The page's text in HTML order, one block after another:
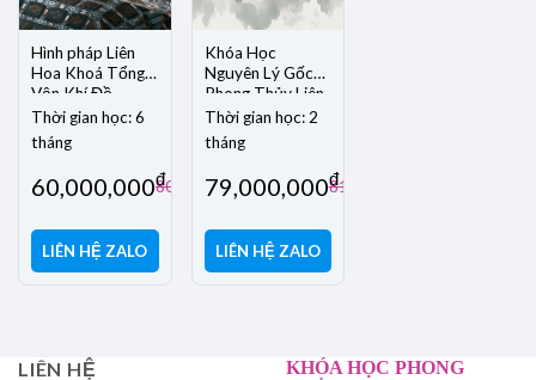
Hình pháp Liên
Hoa Khoá Tổng –
Vận Khí Đồ
Thời gian học: 6
tháng
60,000,000đ
80,000,000 đ
LIÊN HỆ ZALO
Khóa Học
Nguyên Lý Gốc
Phong Thủy Liên
Hoa
Thời gian học: 2
tháng
79,000,000đ
81,000,000
LIÊN HỆ ZALO
LIÊN HỆ
KHÓA HỌC PHONG